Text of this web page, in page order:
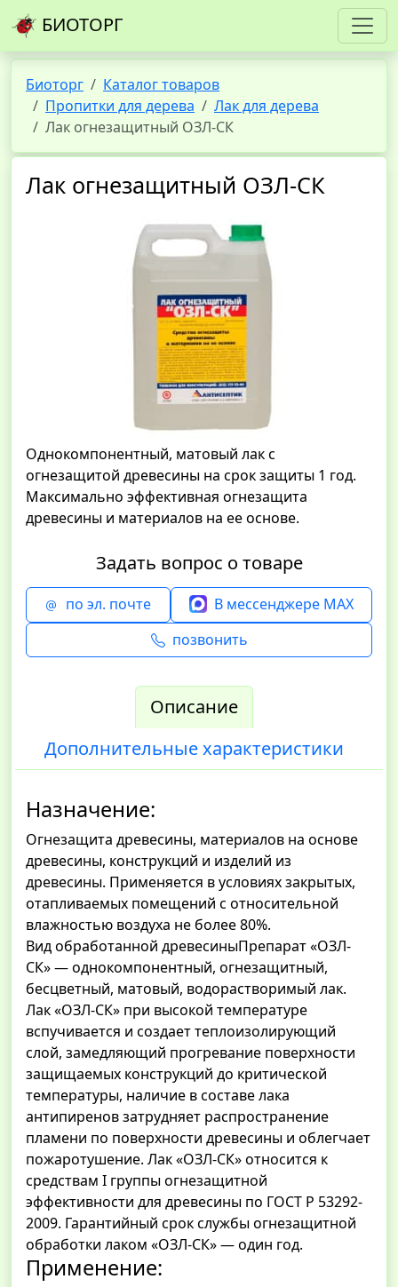
БИОТОРГ
Биоторг
Каталог товаров
Пропитки для дерева
Лак для дерева
Лак огнезащитный ОЗЛ-СК
Лак огнезащитный ОЗЛ-СК
Однокомпонентный, матовый лак с
огнезащитой древесины на срок защиты 1 год.
Максимально эффективная огнезащита
древесины и материалов на ее основе.
Задать вопрос о товаре
по эл. почте
В мессенджере MAX
позвонить
Описание
Дополнительные характеристики
Назначение:
Огнезащита древесины, материалов на основе
древесины, конструкций и изделий из
древесины. Применяется в условиях закрытых,
отапливаемых помещений с относительной
влажностью воздуха не более 80%.
Вид обработанной древесиныПрепарат «ОЗЛ-
СК» — однокомпонентный, огнезащитный,
бесцветный, матовый, водорастворимый лак.
Лак «ОЗЛ-СК» при высокой температуре
вспучивается и создает теплоизолирующий
слой, замедляющий прогревание поверхности
защищаемых конструкций до критической
температуры, наличие в составе лака
антипиренов затрудняет распространение
пламени по поверхности древесины и облегчает
пожаротушение. Лак «ОЗЛ-СК» относится к
средствам I группы огнезащитной
эффективности для древесины по ГОСТ Р 53292-
2009. Гарантийный срок службы огнезащитной
обработки лаком «ОЗЛ-СК» — один год.
Применение: